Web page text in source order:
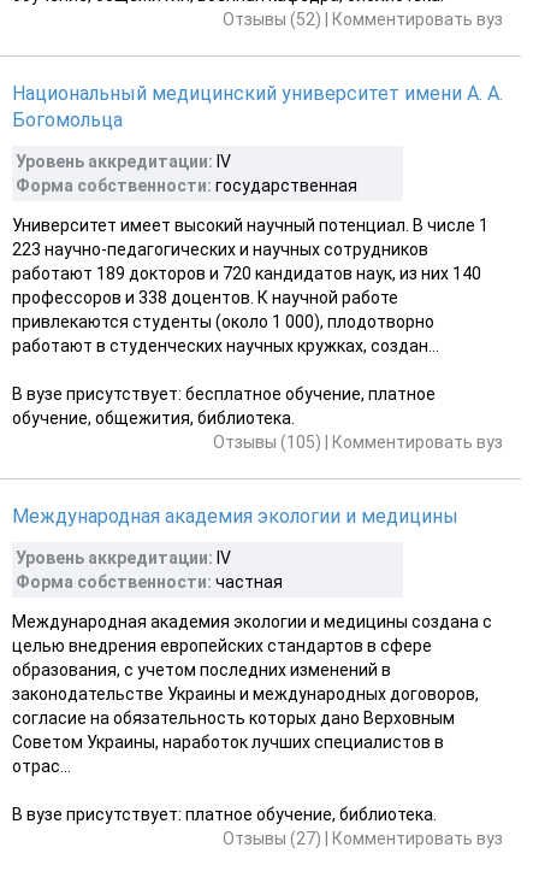
Отзывы (52)
Комментировать вуз
Национальный медицинский университет имени А. А.
Богомольца
Уровень аккредитации: IV
Форма собственности: государственная
Университет имеет высокий научный потенциал. В числе 1
223 научно-педагогических и научных сотрудников
работают 189 докторов и 720 кандидатов наук, из них 140
профессоров и 338 доцентов. К научной работе
привлекаются студенты (около 1 000), плодотворно
работают в студенческих научных кружках, создан...
В вузе присутствует: бесплатное обучение, платное
обучение, общежития, библиотека.
Отзывы (105)
Комментировать вуз
Международная академия экологии и медицины
Уровень аккредитации: IV
Форма собственности: частная
Международная академия экологии и медицины создана с
целью внедрения европейских стандартов в сфере
образования, с учетом последних изменений в
законодательстве Украины и международных договоров,
согласие на обязательность которых дано Верховным
Советом Украины, наработок лучших специалистов в
отрас...
В вузе присутствует: платное обучение, библиотека.
Отзывы (27)
Комментировать вуз